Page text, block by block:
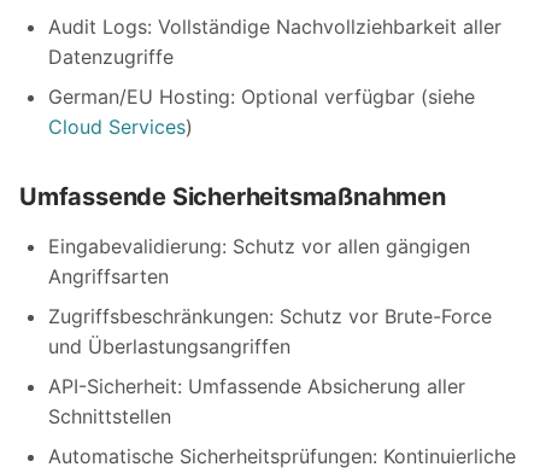
Audit Logs: Vollständige Nachvollziehbarkeit aller
Datenzugriffe
German/EU Hosting: Optional verfügbar (siehe
Cloud Services)
Umfassende Sicherheitsmaßnahmen
Eingabevalidierung: Schutz vor allen gängigen
Angriffsarten
Zugriffsbeschränkungen: Schutz vor Brute-Force
und Überlastungsangriffen
API-Sicherheit: Umfassende Absicherung aller
Schnittstellen
Automatische Sicherheitsprüfungen: Kontinuierliche